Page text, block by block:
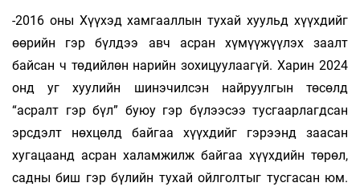
-2016 оны Хүүхэд хамгааллын тухай хуульд хүүхдийг
өөрийн гэр бүлдээ авч асран хүмүүжүүлэх заалт
байсан ч төдийлөн нарийн зохицуулаагүй. Харин 2024
онд уг хуулийн шинэчилсэн найруулгын төсөлд
“асралт гэр бүл” буюу гэр бүлээсээ тусгаарлагдсан
эрсдэлт нөхцөлд байгаа хүүхдийг гэрээнд заасан
хугацаанд асран халамжилж байгаа хүүхдийн төрөл,
садны биш гэр бүлийн тухай ойлголтыг тусгасан юм.